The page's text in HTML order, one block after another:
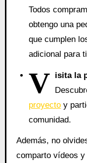
Todos
obtengo una
que cumplen
adicional para
V isita la
proyecto y
comunidad.
Además, no
comparto vídeos